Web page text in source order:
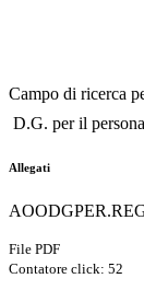
Campo di ricerca
D.G. per il
Allegati
File PDF
Contatore click: 52